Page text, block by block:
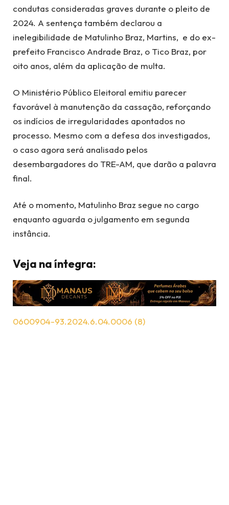
condutas consideradas graves durante o pleito de
2024. A sentença também declarou a
inelegibilidade de Matulinho Braz, Martins, e do ex-
prefeito Francisco Andrade Braz, o Tico Braz, por
oito anos, além da aplicação de multa.
O Ministério Público Eleitoral emitiu parecer
favorável à manutenção da cassação, reforçando
os indícios de irregularidades apontados no
processo. Mesmo com a defesa dos investigados,
o caso agora será analisado pelos
desembargadores do TRE-AM, que darão a palavra
final.
Até o momento, Matulinho Braz segue no cargo
enquanto aguarda o julgamento em segunda
instância.
Veja na íntegra:
0600904-93.2024.6.04.0006 (8)